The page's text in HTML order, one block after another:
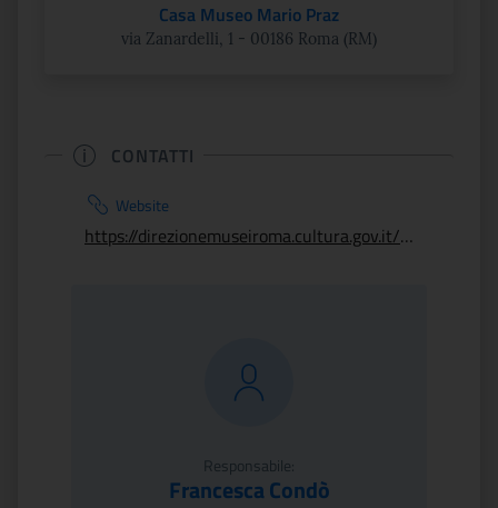
Casa Museo Mario Praz
via Zanardelli, 1 - 00186 Roma (RM)
CONTATTI
Website
https://direzionemuseiroma.cultura.gov.it/museo-praz/
Responsabile:
Francesca Condò